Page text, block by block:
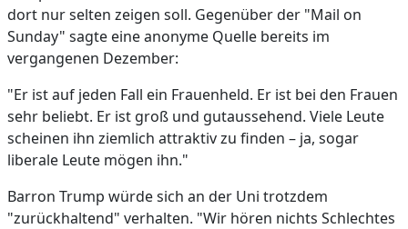
dort nur selten zeigen soll. Gegenüber der "Mail on
Sunday" sagte eine anonyme Quelle bereits im
vergangenen Dezember:
"Er ist auf jeden Fall ein Frauenheld. Er ist bei den Frauen
sehr beliebt. Er ist groß und gutaussehend. Viele Leute
scheinen ihn ziemlich attraktiv zu finden – ja, sogar
liberale Leute mögen ihn."
Barron Trump würde sich an der Uni trotzdem
"zurückhaltend" verhalten. "Wir hören nichts Schlechtes